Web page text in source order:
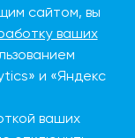
495 276 00 22
100 00 22
сайтом, вы
ваших
и «Яндекс
ваших